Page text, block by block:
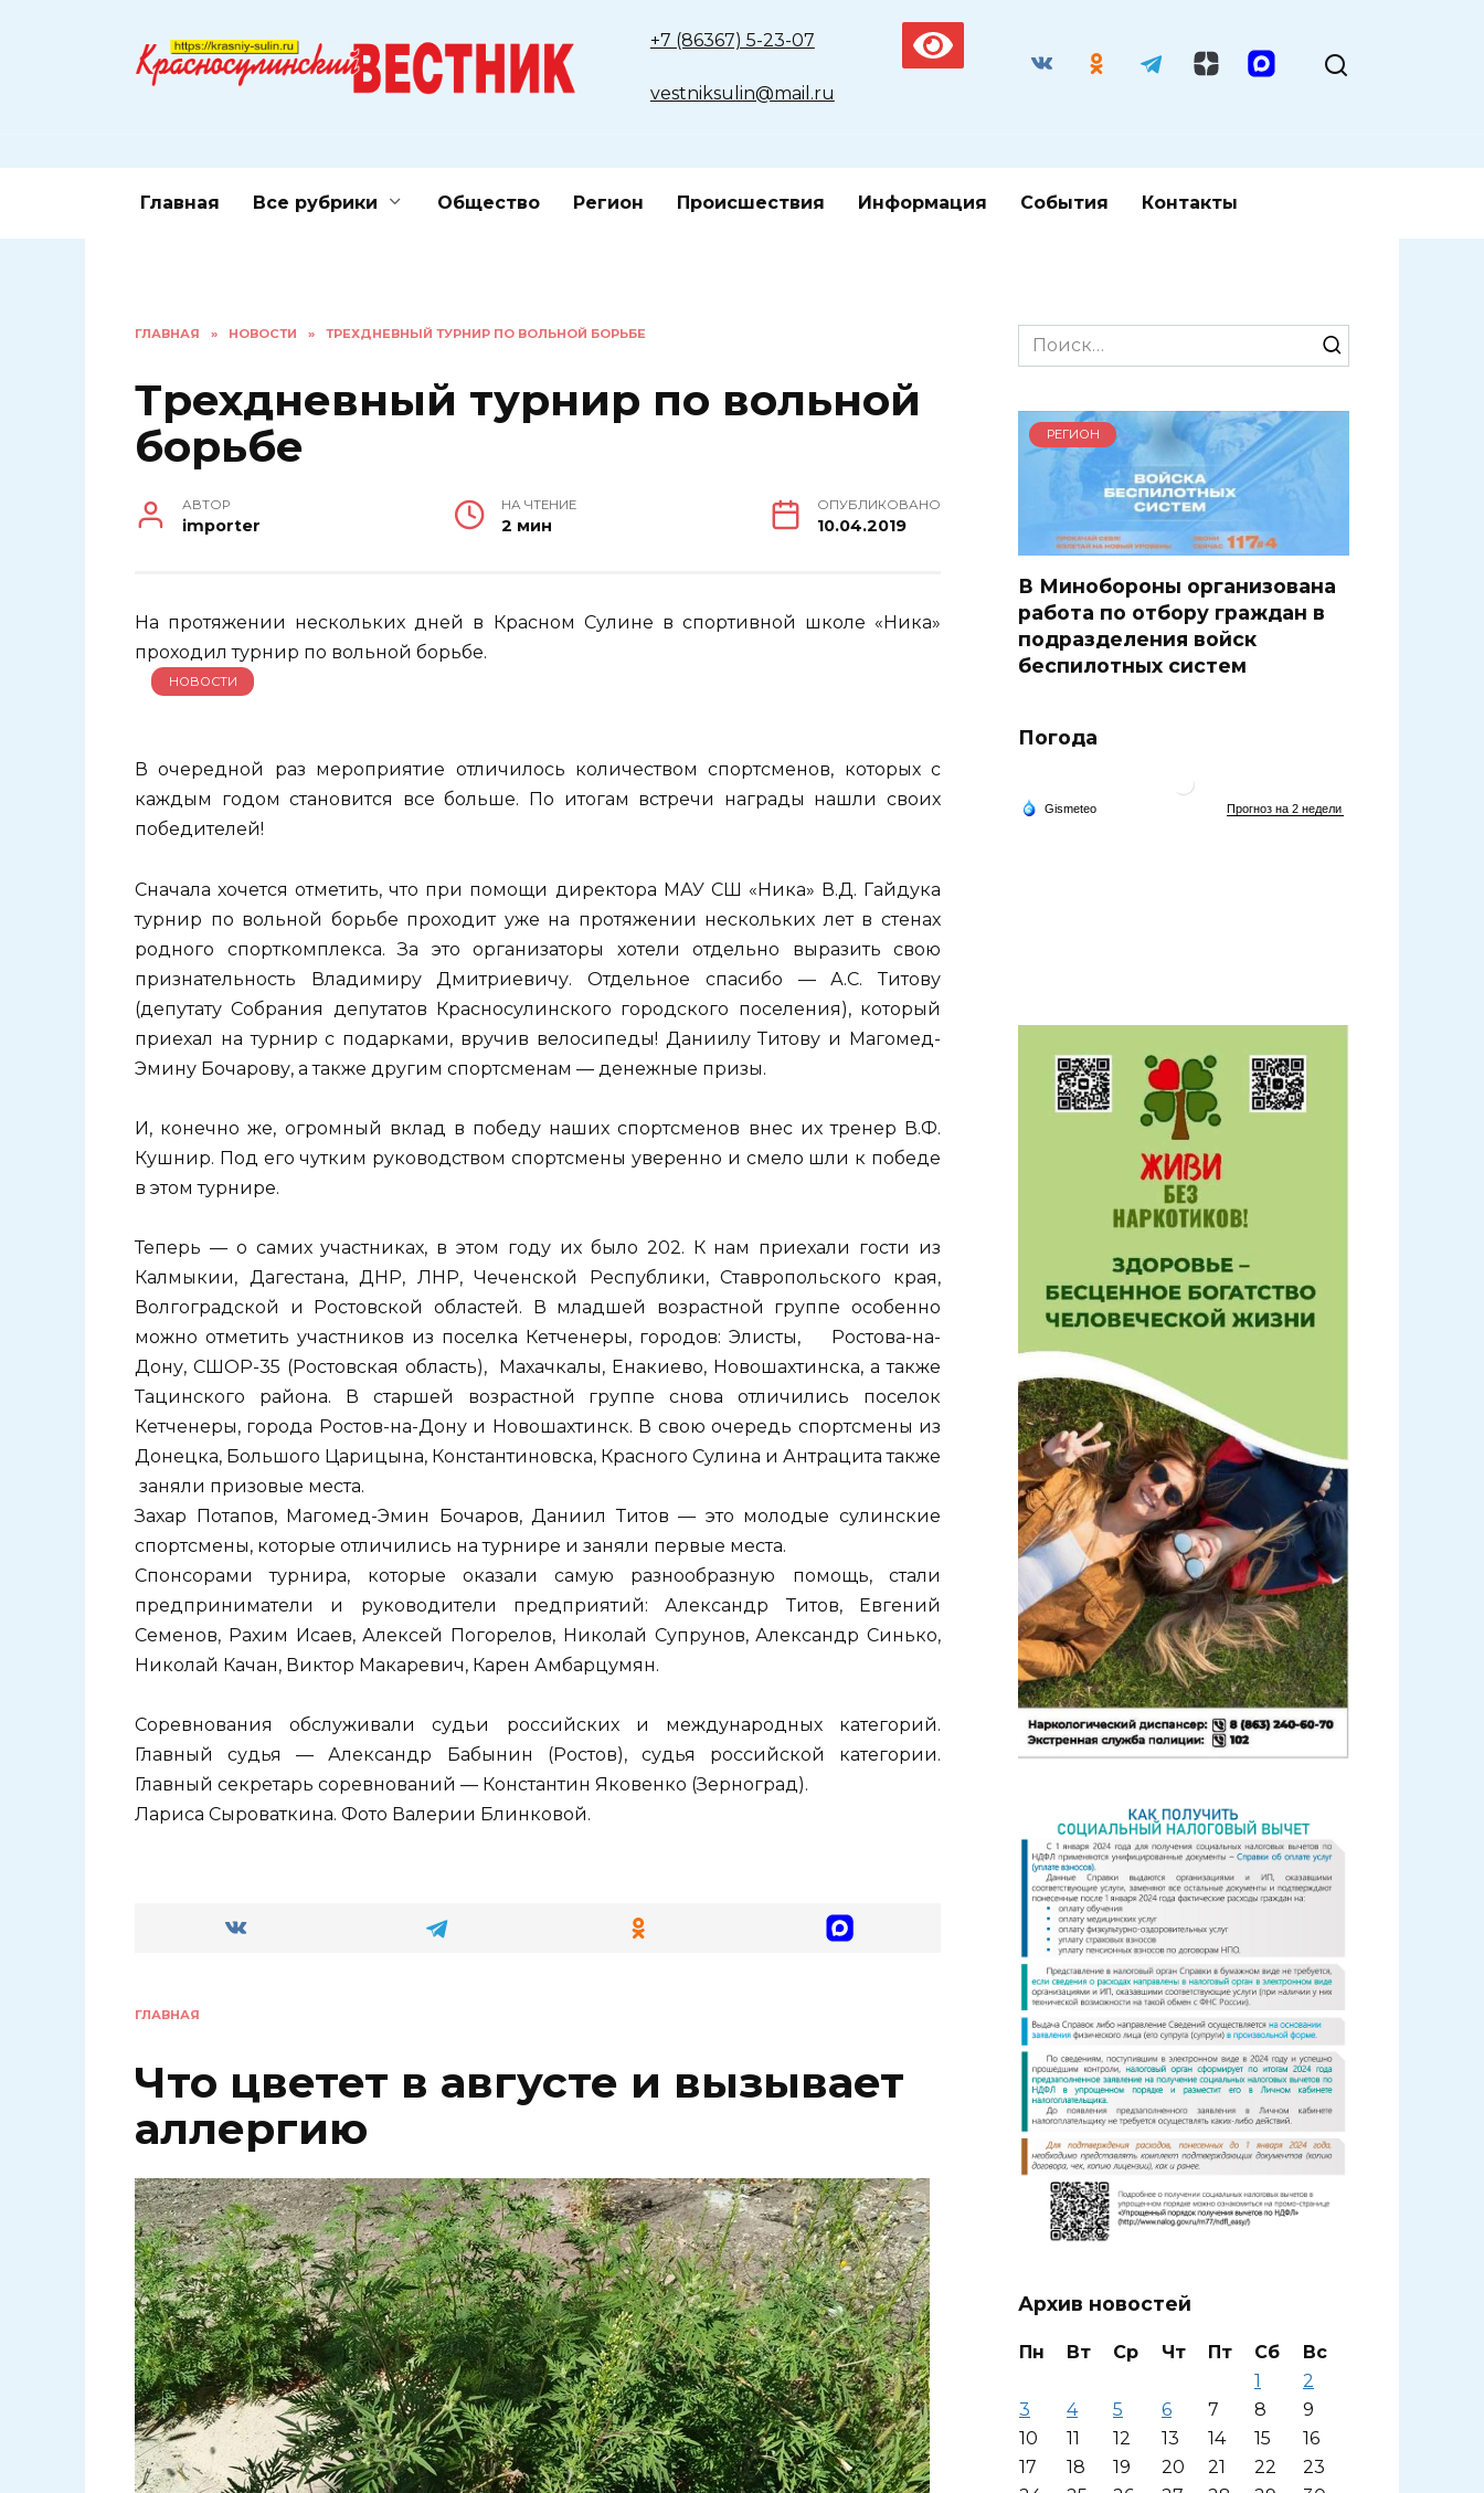
+7 (86367) 5-23-07
vestniksulin@mail.ru
Главная Все рубрики Общество Регион Происшествия Информация События Контакты
ГЛАВНАЯ » НОВОСТИ » ТРЕХДНЕВНЫЙ ТУРНИР ПО ВОЛЬНОЙ БОРЬБЕ
Трехдневный турнир по вольной
борьбе
АВТОР
importer
НА ЧТЕНИЕ
2 мин
ОПУБЛИКОВАНО
10.04.2019
На протяжении нескольких дней в Красном Сулине в спортивной школе «Ника»
проходил турнир по вольной борьбе.
НОВОСТИ
В очередной раз мероприятие отличилось количеством спортсменов, которых с
каждым годом становится все больше. По итогам встречи награды нашли своих
победителей!
Сначала хочется отметить, что при помощи директора МАУ СШ «Ника» В.Д. Гайдука
турнир по вольной борьбе проходит уже на протяжении нескольких лет в стенах
родного спорткомплекса. За это организаторы хотели отдельно выразить свою
признательность Владимиру Дмитриевичу. Отдельное спасибо — А.С. Титову
(депутату Собрания депутатов Красносулинского городского поселения), который
приехал на турнир с подарками, вручив велосипеды! Даниилу Титову и Магомед-
Эмину Бочарову, а также другим спортсменам — денежные призы.
И, конечно же, огромный вклад в победу наших спортсменов внес их тренер В.Ф.
Кушнир. Под его чутким руководством спортсмены уверенно и смело шли к победе
в этом турнире.
Теперь — о самих участниках, в этом году их было 202. К нам приехали гости из
Калмыкии, Дагестана, ДНР, ЛНР, Чеченской Республики, Ставропольского края,
Волгоградской и Ростовской областей. В младшей возрастной группе особенно
можно отметить участников из поселка Кетченеры, городов: Элисты, Ростова-на-
Дону, СШОР-35 (Ростовская область), Махачкалы, Енакиево, Новошахтинска, а также
Тацинского района. В старшей возрастной группе снова отличились поселок
Кетченеры, города Ростов-на-Дону и Новошахтинск. В свою очередь спортсмены из
Донецка, Большого Царицына, Константиновска, Красного Сулина и Антрацита также
заняли призовые места.
Захар Потапов, Магомед-Эмин Бочаров, Даниил Титов — это молодые сулинские
спортсмены, которые отличились на турнире и заняли первые места.
Спонсорами турнира, которые оказали самую разнообразную помощь, стали
предприниматели и руководители предприятий: Александр Титов, Евгений
Семенов, Рахим Исаев, Алексей Погорелов, Николай Супрунов, Александр Синько,
Николай Качан, Виктор Макаревич, Карен Амбарцумян.
Соревнования обслуживали судьи российских и международных категорий.
Главный судья — Александр Бабынин (Ростов), судья российской категории.
Главный секретарь соревнований — Константин Яковенко (Зерноград).
Лариса Сыроваткина. Фото Валерии Блинковой.
ГЛАВНАЯ
Что цветет в августе и вызывает
аллергию
Search
for:
РЕГИОН
В Минобороны организована
работа по отбору граждан в
подразделения войск
беспилотных систем
Погода
Архив новостей
Пн Вт Ср Чт Пт Сб
Вс
1
2
3
4 5 6 7 8
9
10
11 12 13 14 15
16
17
18 19 20 21 22
23